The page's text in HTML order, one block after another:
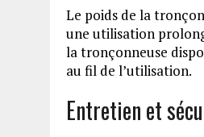
Le poids de la
une utilisation
la tronçonneuse
au fil de l’utilisation.
Entretien et